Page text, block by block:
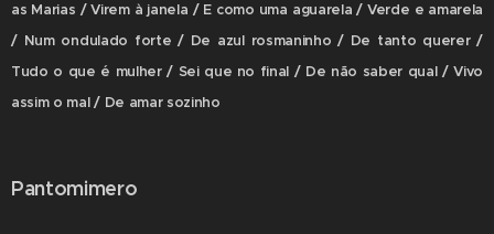
as Marias / Virem à janela / E como uma aguarela / Verde e amarela
/ Num ondulado forte / De azul rosmaninho / De tanto querer /
Tudo o que é mulher / Sei que no final / De não saber qual / Vivo
assim o mal / De amar sozinho
Pantomimero